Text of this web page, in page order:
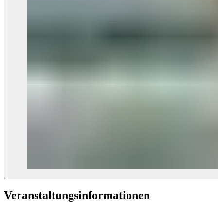
Veranstaltungs­informationen